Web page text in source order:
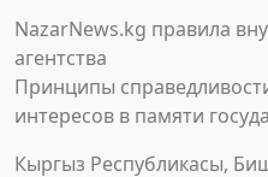
NazarNews.kg правила
агентства
Принципы
интересов в памяти
Кыргыз Республикасы,